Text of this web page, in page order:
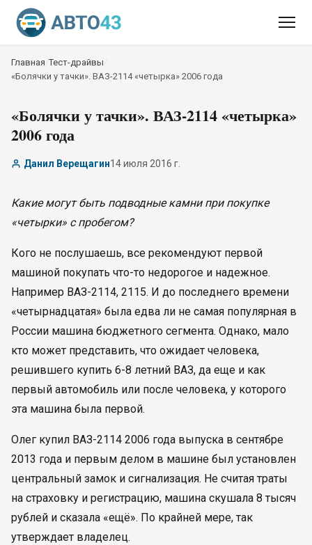
Главная /Тест-драйвы
«Болячки у тачки». ВАЗ-2114 «четырка» 2006 года
«Болячки у тачки». ВАЗ-2114 «четырка»
2006 года
Данил Верещагин14 июля 2016 г.
Какие могут быть подводные камни при покупке
«четырки» с пробегом?
Кого не послушаешь, все рекомендуют первой
машиной покупать что-то недорогое и надежное.
Например ВАЗ-2114, 2115. И до последнего времени
«четырнадцатая» была едва ли не самая популярная в
России машина бюджетного сегмента. Однако, мало
кто может представить, что ожидает человека,
решившего купить 6-8 летний ВАЗ, да еще и как
первый автомобиль или после человека, у которого
эта машина была первой.
Олег купил ВАЗ-2114 2006 года выпуска в сентябре
2013 года и первым делом в машине был установлен
центральный замок и сигнализация. Не считая траты
на страховку и регистрацию, машина скушала 8 тысяч
рублей и сказала «ещё». По крайней мере, так
утверждает владелец.